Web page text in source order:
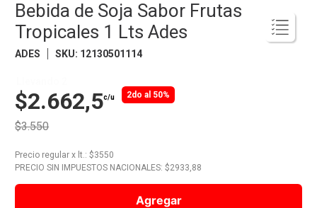
Bebida de Soja Sabor Frutas
Tropicales 1 Lts Ades
ADES SKU: 12130501114
$2.662,5c/u 2do al 50%
$3.550
Precio regular x lt. : $3550
PRECIO SIN IMPUESTOS NACIONALES: $2933,88
Agregar
5.
Carne
6
Yerba
7.
Queso
9.
Chocolate